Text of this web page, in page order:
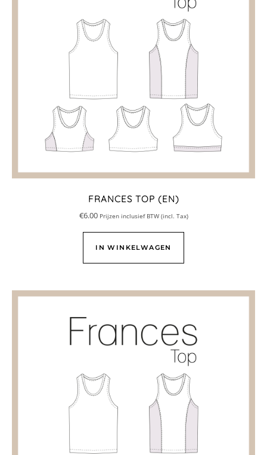
FRANCES TOP (EN)
€6.00 Prijzen inclusief BTW (incl. Tax)
IN WINKELWAGEN